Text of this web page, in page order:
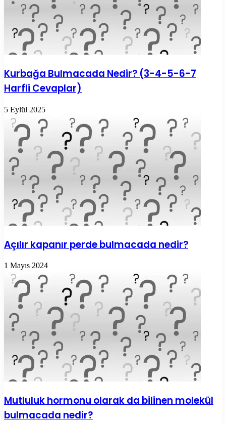
Kurbağa Bulmacada Nedir? (3-4-5-6-7
Harfli Cevaplar)
5 Eylül 2025
Açılır kapanır perde bulmacada nedir?
1 Mayıs 2024
Mutluluk hormonu olarak da bilinen molekül
bulmacada nedir?